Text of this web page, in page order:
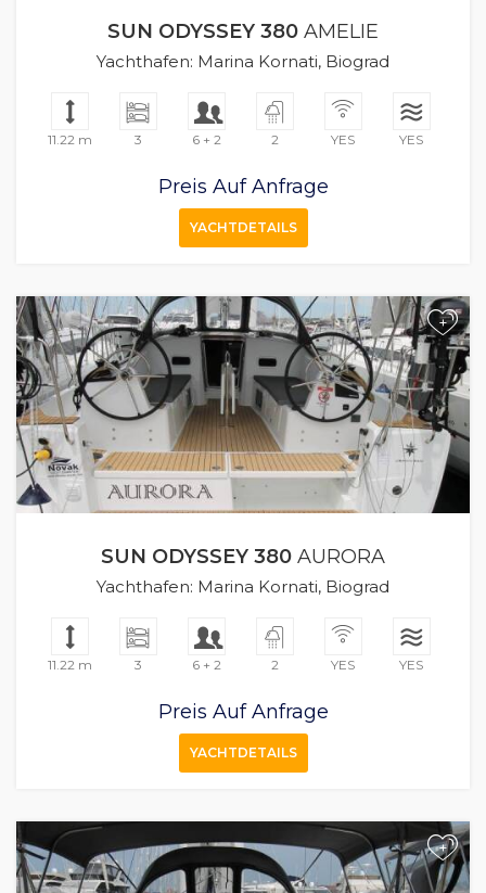
SUN ODYSSEY 380 AMELIE
Yachthafen: Marina Kornati, Biograd
11.22 m 3 6 + 2 2 YES YES
Preis Auf Anfrage
YACHTDETAILS
+
SUN ODYSSEY 380 AURORA
Yachthafen: Marina Kornati, Biograd
11.22 m 3 6 + 2 2 YES YES
Preis Auf Anfrage
YACHTDETAILS
+